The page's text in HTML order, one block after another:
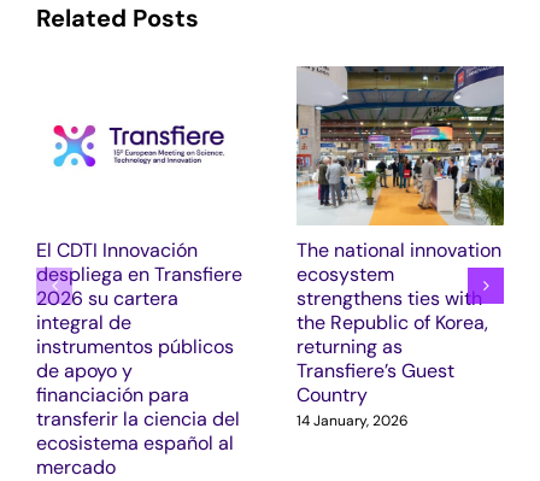
Related Posts
El CDTI Innovación
despliega en Transfiere
2026 su cartera
integral de
instrumentos públicos
de apoyo y
financiación para
transferir la ciencia del
ecosistema español al
mercado
The national innovation
ecosystem
strengthens ties with
the Republic of Korea,
returning as
Transfiere’s Guest
Country
14 January, 2026